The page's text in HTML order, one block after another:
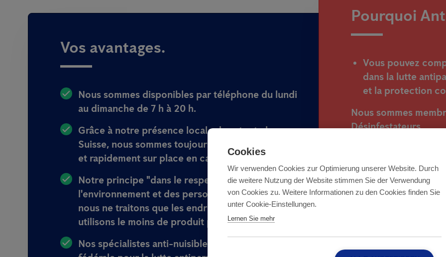
Vos avantages.
Nous sommes disponibles par téléphone du lundi
au dimanche de 7 h à 20 h.
Grâce à notre présence locale dans toute la
Suisse, nous sommes toujours
et rapidement sur place en cas d'urgence.
Notre principe "dans le respect de
l'environnement et des personnes" signifie que
nous ne traitons que les endroits nécessaires et
utilisons le moins de produit possible.
Nos spécialistes anti-nuisibles ont
Pourquoi
Vous pouvez
dans la lutte
et la protection
Nous sommes
Désinfestateurs.
Association (VSS)
Nous garantissons
Cookies
Wir verwenden Cookies zur Optimierung unserer Website. Durch
die weitere Nutzung der Website stimmen Sie der Verwendung
von Cookies zu. Weitere Informationen zu den Cookies finden Sie
unter Cookie-Einstellungen.
Lernen Sie mehr